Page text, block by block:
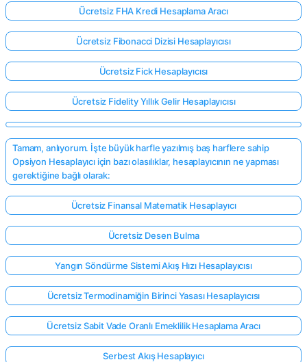
Ücretsiz FHA Kredi Hesaplama Aracı
Ücretsiz Fibonacci Dizisi Hesaplayıcısı
Ücretsiz Fick Hesaplayıcısı
Ücretsiz Fidelity Yıllık Gelir Hesaplayıcısı
Tamam, anlıyorum. İşte büyük harfle yazılmış baş harflere sahip
Opsiyon Hesaplayıcı için bazı olasılıklar, hesaplayıcının ne yapması
gerektiğine bağlı olarak:
Ücretsiz Finansal Matematik Hesaplayıcı
Ücretsiz Desen Bulma
Yangın Söndürme Sistemi Akış Hızı Hesaplayıcısı
Ücretsiz Termodinamiğin Birinci Yasası Hesaplayıcısı
Ücretsiz Sabit Vade Oranlı Emeklilik Hesaplama Aracı
Serbest Akış Hesaplayıcı